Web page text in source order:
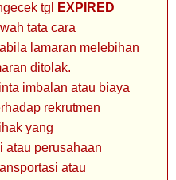
tgl
EXPIRED
tata cara
lamaran melebihan
ditolak.
imbalan atau biaya
rekrutmen
yang
atau perusahaan
atau